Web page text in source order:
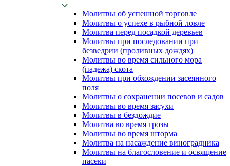
Молитвы об успешной торговле
Молитвы о успехе в рыбной ловле
Молитва перед посадкой деревьев
Молитвы при последовании при
безведрии (проливных дождях)
Молитвы во время сильного мора
(падежа) скота
Молитвы при обхождении засеянного
поля
Молитвы о сохранении посевов и садов
Молитвы во время засухи
Молитвы в бездождие
Молитва во время грозы
Молитвы во время шторма
Молитва на насаждение виноградника
Молитвы на благословение и освящение
пасеки